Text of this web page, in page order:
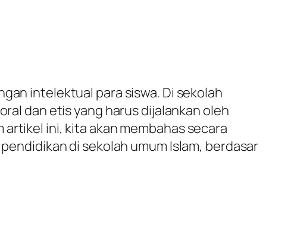
intelektual para siswa. Di sekolah
dan etis yang harus dijalankan oleh
ini, kita akan membahas secara
di sekolah umum Islam, berdasar